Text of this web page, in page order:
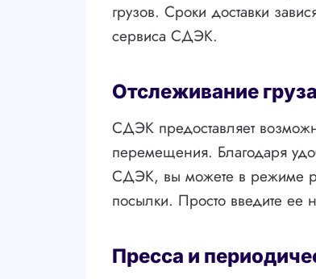
грузов. Сроки доставки
сервиса СДЭК.
Отслеживание груза
СДЭК предоставляет
перемещения. Благодаря
СДЭК, вы можете в режиме
посылки. Просто введите ее
Пресса и